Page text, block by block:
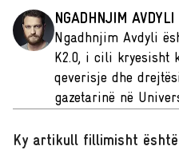
NGADHNJIM AVDYLI
Ngadhnjim Avdyli
K2.0, i cili kryesisht
qeverisje dhe
gazetarinë në
Ky artikull fillimisht